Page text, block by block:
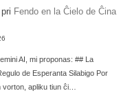
Fendo en la Ĉielo de Ĉina
AI, mi proponas: ## La
de Esperanta Silabigo Por
vorton, apliku tiun ĉi…